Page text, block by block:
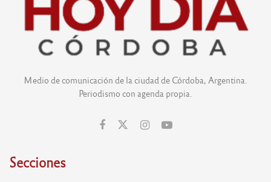
Medio de comunicación de la ciudad de Córdoba, Argentina.
Periodismo con agenda propia.
Secciones